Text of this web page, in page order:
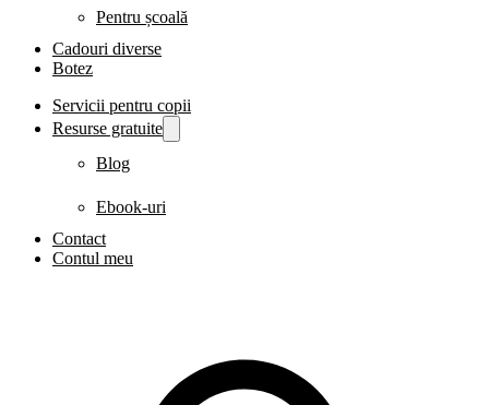
Pentru școală
Cadouri diverse
Botez
Servicii pentru copii
Resurse gratuite
Blog
Ebook-uri
Contact
Contul meu